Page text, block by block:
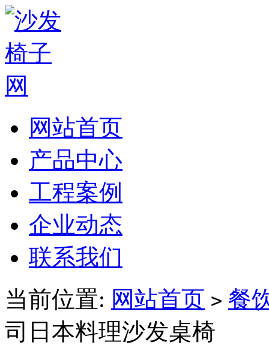
网站首页
产品中心
工程案例
企业动态
联系我们
当前位置: 网站首页 > 餐
司日本料理沙发桌椅